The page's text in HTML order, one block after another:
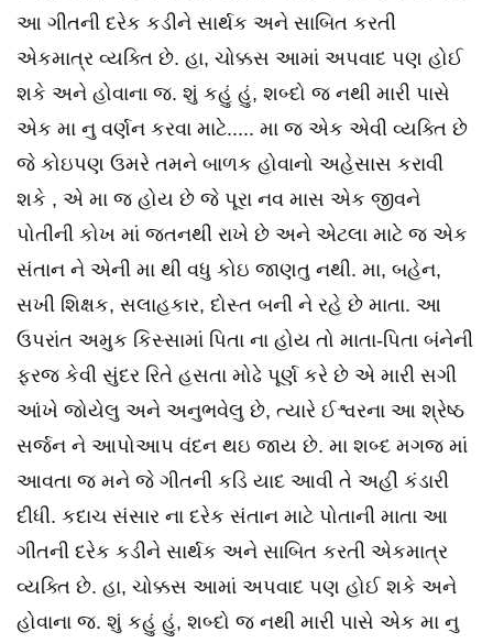
આ ગીતની દરેક કડીને સાર્થક અને સાબિત કરતી
એકમાત્ર વ્યક્તિ છે. હા, ચોક્કસ આમાં અપવાદ પણ હોઈ
શકે અને હોવાના જ. શું કહું હું, શબ્દો જ નથી મારી પાસે
એક મા નુ વર્ણન કરવા માટે..... મા જ એક એવી વ્યક્તિ છે
જે કોઇપણ ઉમરે તમને બાળક હોવાનો અહેસાસ કરાવી
શકે , એ મા જ હોય છે જે પૂરા નવ માસ એક જીવને
પોતીની કોખ માં જતનથી રાખે છે અને એટલા માટે જ એક
સંતાન ને એની મા થી વધુ કોઇ જાણતુ નથી. મા, બહેન,
સખી શિક્ષક, સલાહકાર, દોસ્ત બની ને રહે છે માતા. આ
ઉપરાંત અમુક કિસ્સામાં પિતા ના હોય તો માતા-પિતા બંનેની
ફરજ કેવી સુંદર રિતે હસતા મોઢે પૂર્ણ કરે છે એ મારી સગી
આંખે જોયેલુ અને અનુભવેલુ છે, ત્યારે ઈશ્વરના આ શ્રેષ્ઠ
સર્જન ને આપોઆપ વંદન થઇ જાય છે. મા શબ્દ મગજ માં
આવતા જ મને જે ગીતની કડિ યાદ આવી તે અહીં કંડારી
દીધી. કદાચ સંસાર ના દરેક સંતાન માટે પોતાની માતા આ
ગીતની દરેક કડીને સાર્થક અને સાબિત કરતી એકમાત્ર
વ્યક્તિ છે. હા, ચોક્કસ આમાં અપવાદ પણ હોઈ શકે અને
હોવાના જ. શું કહું હું, શબ્દો જ નથી મારી પાસે એક મા નુ